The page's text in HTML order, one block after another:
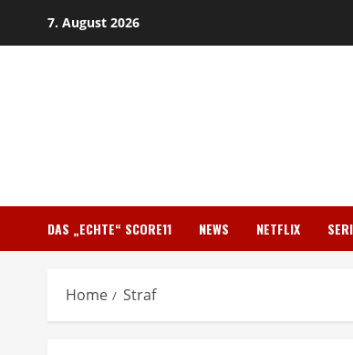
7. August 2026
DAS „ECHTE“ SCORE11 NEWS NETFLIX
Home Straf